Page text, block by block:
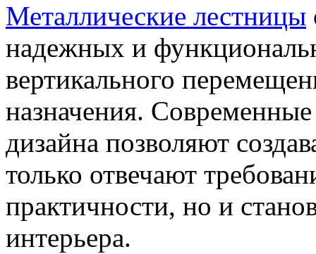
Металлические лестницы
надежных и
вертикального
назначения.
дизайна позволяют
только отвечают
практичности, но и
интерьера.